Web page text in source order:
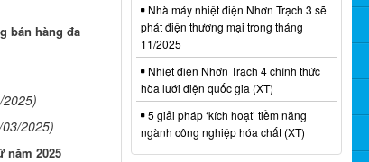
bán hàng đa
2025)
2025)
năm 2025
Nhà máy nhiệt điện Nhơn Trạch 3 sẽ
phát điện thương mại trong tháng
11/2025
Nhiệt điện Nhơn Trạch 4 chính thức
hòa lưới điện quốc gia (XT)
5 giải pháp ‘kích hoạt’ tiềm năng
ngành công nghiệp hóa chất (XT)